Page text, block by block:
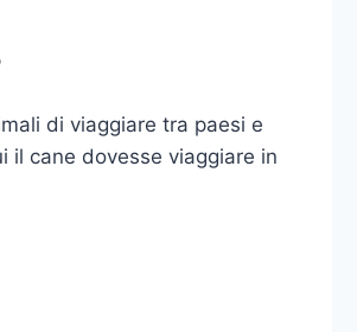
di viaggiare tra paesi e
il cane dovesse viaggiare in